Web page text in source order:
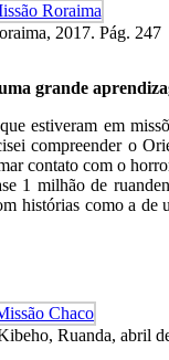
2017. Pág. 247
grande
estiveram em
compreender o
contato com o
1 milhão de
histórias como a
Ruanda, abril